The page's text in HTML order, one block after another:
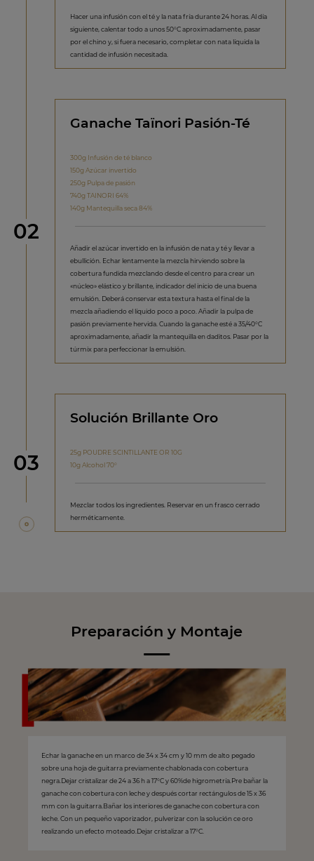
Hacer una infusión con el té y la nata fría durante 24 horas. Al día
siguiente, calentar todo a unos 50°C aproximadamente, pasar
por el chino y, si fuera necesario, completar con nata líquida la
cantidad de infusión necesitada.
Paso
02
Ganache Taïnori Pasión-Té
300g Infusión de té blanco
150g Azúcar invertido
250g Pulpa de pasión
740g TAINORI 64%
140g Mantequilla seca 84%
Añadir el azúcar invertido en la infusión de nata y té y llevar a
ebullición. Echar lentamente la mezcla hirviendo sobre la
cobertura fundida mezclando desde el centro para crear un
«núcleo» elástico y brillante, indicador del inicio de una buena
emulsión. Deberá conservar esta textura hasta el final de la
mezcla añadiendo el líquido poco a poco. Añadir la pulpa de
pasión previamente hervida. Cuando la ganache esté a 35/40°C
aproximadamente, añadir la mantequilla en daditos. Pasar por la
túrmix para perfeccionar la emulsión.
Paso
03
Solución Brillante Oro
25g POUDRE SCINTILLANTE OR 10G
10g Alcohol 70°
Mezclar todos los ingredientes. Reservar en un frasco cerrado
herméticamente.
Preparación y Montaje
Echar la ganache en un marco de 34 x 34 cm y 10 mm de alto pegado
sobre una hoja de guitarra previamente chablonada con cobertura
negra.Dejar cristalizar de 24 a 36 h a 17°C y 60%de higrometría.Pre bañar la
ganache con cobertura con leche y después cortar rectángulos de 15 x 36
mm con la guitarra.Bañar los interiores de ganache con cobertura con
leche. Con un pequeño vaporizador, pulverizar con la solución ce oro
realizando un efecto moteado.Dejar cristalizar a 17°C.